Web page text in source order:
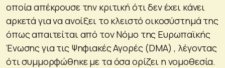
οποία απέκρουσε την κριτική ότι δεν έχει κάνει
αρκετά για να ανοίξει το κλειστό οικοσύστημά της
όπως απαιτείται από τον Νόμο της Ευρωπαϊκής
Ένωσης για τις Ψηφιακές Αγορές (DMA) , λέγοντας
ότι συμμορφώθηκε με τα όσα ορίζει η νομοθεσία.